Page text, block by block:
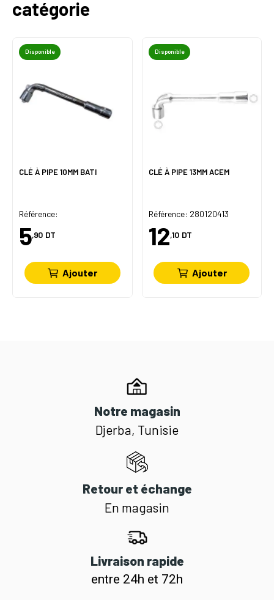
catégorie
Disponible
CLÉ À PIPE 10MM BATI
Référence:
5,90 DT
Ajouter
Disponible
CLÉ À PIPE 13MM ACEM
Référence: 280120413
12,10 DT
Ajouter
Notre magasin
Djerba, Tunisie
Retour et échange
En magasin
Livraison rapide
entre 24h et 72h